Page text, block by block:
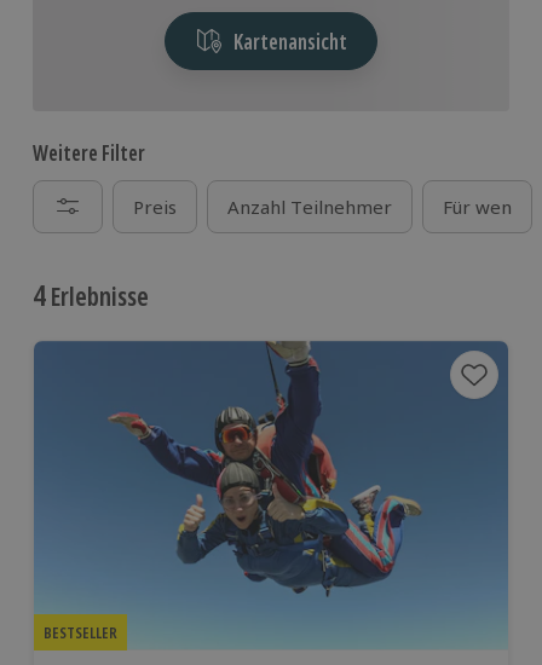
Kartenansicht
Weitere Filter
Preis Anzahl Teilnehmer Für wen
4Erlebnisse
BESTSELLER